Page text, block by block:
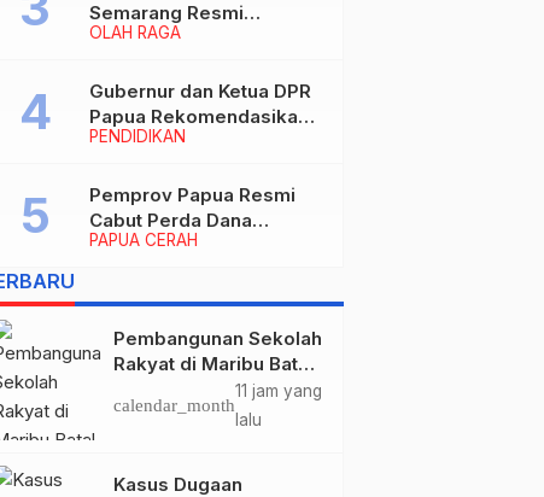
OLAH RAGA
Semarang Resmi
Nakhodahi Persipura
PENDIDIKAN
Gubernur dan Ketua DPR
Papua Rekomendasikan
Ade Yamin Jabat Rektor
periode 2026–2030
PAPUA CERAH
Pemprov Papua Resmi
Cabut Perda Dana
Cadangan, Dialihkan
Pembangunan dan
Pembangunan Sekolah
Rakyat di Maribu Batal,
Dipindahkan ke Muara
Tami, Ini Sebabnya
calendar_month
11 jam yang
lalu
Kasus Dugaan